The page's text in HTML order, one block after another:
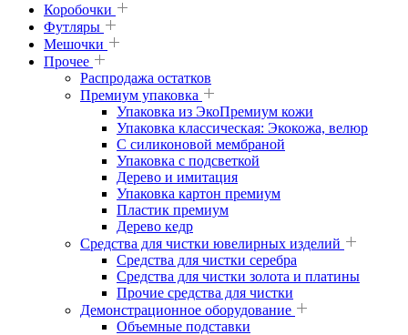
Коробочки
Футляры
Мешочки
Прочее
Распродажа остатков
Премиум упаковка
Упаковка из ЭкоПремиум кожи
Упаковка классическая: Экокожа, велюр
С силиконовой мембраной
Упаковка с подсветкой
Дерево и имитация
Упаковка картон премиум
Пластик премиум
Дерево кедр
Средства для чистки ювелирных изделий
Средства для чистки серебра
Средства для чистки золота и платины
Прочие средства для чистки
Демонстрационное оборудование
Объемные подставки